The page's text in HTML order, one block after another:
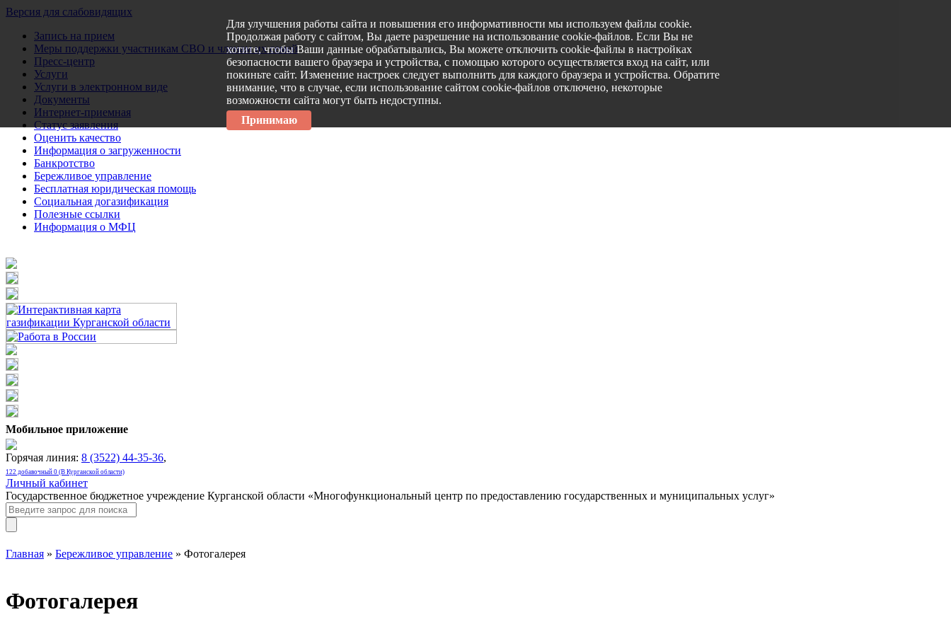
Версия для слабовидящих
Запись на прием
Меры поддержки участникам СВО и членам их семей
Пресс-центр
Услуги
Услуги в электронном виде
Документы
Интернет-приемная
Статус заявления
Оценить качество
Информация о загруженности
Банкротство
Бережливое управление
Бесплатная юридическая помощь
Социальная догазификация
Полезные ссылки
Информация о МФЦ
Мобильное приложение
Горячая линия: 8 (3522) 44-35-36,
122 добавочный 0 (В Курганской области)
Личный кабинет
Государственное бюджетное учреждение Курганской области «Многофункциональный центр по предоставлению государственных и муниципальных услуг»
Главная » Бережливое управление » Фотогалерея
Фотогалерея
Для улучшения работы сайта и повышения его информативности мы используем файлы cookie.
Продолжая работу с сайтом, Вы даете разрешение на использование cookie-файлов. Если Вы не
хотите, чтобы Ваши данные обрабатывались, Вы можете отключить cookie-файлы в настройках
безопасности вашего браузера и устройства, с помощью которого осуществляется вход на сайт, или
покиньте сайт. Изменение настроек следует выполнить для каждого браузера и устройства. Обратите
внимание, что в случае, если использование сайтом cookie-файлов отключено, некоторые
возможности сайта могут быть недоступны.
Принимаю